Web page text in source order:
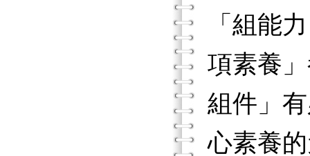
「組能
項素養
組件」
心素養